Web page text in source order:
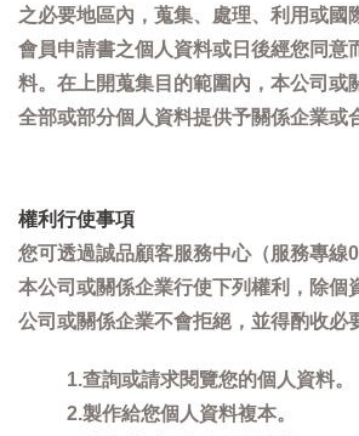
之必要地區內，蒐集、處理、利用或國
會員申請書之個人資料或日後經您同意
料。在上開蒐集目的範圍內，本公司或
全部或部分個人資料提供予關係企業或
權利行使事項
您可透過誠品顧客服務中心（服務專線
本公司或關係企業行使下列權利，除個
公司或關係企業不會拒絕，並得酌收必
1.查詢或請求閱覽您的個人資料。
2.製作給您個人資料複本。